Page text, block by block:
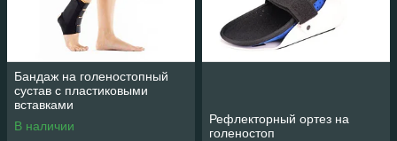
Бандаж на голеностопный
сустав с пластиковыми
вставками
В наличии
Рефлекторный ортез на
голеностоп